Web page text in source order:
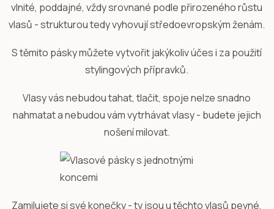
vlnité, poddajné, vždy srovnané podle přirozeného růstu
vlasů - strukturou tedy vyhovují středoevropským ženám.
S těmito pásky můžete vytvořit jakýkoliv účes i za použití
stylingových přípravků.
Vlasy vás nebudou tahat, tlačit, spoje nelze snadno
nahmatat a nebudou vám vytrhávat vlasy - budete jejich
nošení milovat.
Zamilujete si své konečky - ty jsou u těchto vlasů pevné,